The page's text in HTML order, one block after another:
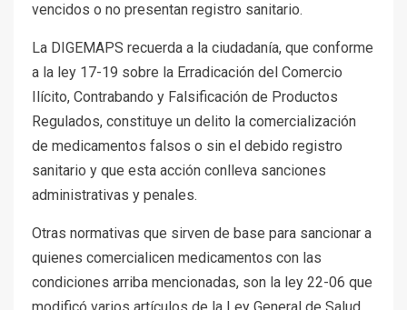
vencidos o no presentan registro sanitario.
La DIGEMAPS recuerda a la ciudadanía, que conforme
a la ley 17-19 sobre la Erradicación del Comercio
Ilícito, Contrabando y Falsificación de Productos
Regulados, constituye un delito la comercialización
de medicamentos falsos o sin el debido registro
sanitario y que esta acción conlleva sanciones
administrativas y penales.
Otras normativas que sirven de base para sancionar a
quienes comercialicen medicamentos con las
condiciones arriba mencionadas, son la ley 22-06 que